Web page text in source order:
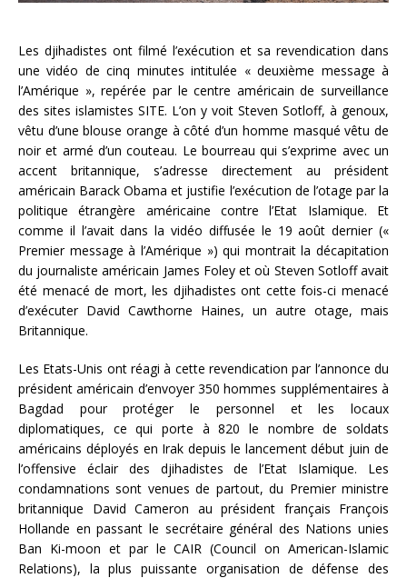
Les djihadistes ont filmé l’exécution et sa revendication dans
une vidéo de cinq minutes intitulée « deuxième message à
l’Amérique », repérée par le centre américain de surveillance
des sites islamistes SITE. L’on y voit Steven Sotloff, à genoux,
vêtu d’une blouse orange à côté d’un homme masqué vêtu de
noir et armé d’un couteau. Le bourreau qui s’exprime avec un
accent britannique, s’adresse directement au président
américain Barack Obama et justifie l’exécution de l’otage par la
politique étrangère américaine contre l’Etat Islamique. Et
comme il l’avait dans la vidéo diffusée le 19 août dernier («
Premier message à l’Amérique ») qui montrait la décapitation
du journaliste américain James Foley et où Steven Sotloff avait
été menacé de mort, les djihadistes ont cette fois-ci menacé
d’exécuter David Cawthorne Haines, un autre otage, mais
Britannique.
Les Etats-Unis ont réagi à cette revendication par l’annonce du
président américain d’envoyer 350 hommes supplémentaires à
Bagdad pour protéger le personnel et les locaux
diplomatiques, ce qui porte à 820 le nombre de soldats
américains déployés en Irak depuis le lancement début juin de
l’offensive éclair des djihadistes de l’Etat Islamique. Les
condamnations sont venues de partout, du Premier ministre
britannique David Cameron au président français François
Hollande en passant le secrétaire général des Nations unies
Ban Ki-moon et par le CAIR (Council on American-Islamic
Relations), la plus puissante organisation de défense des